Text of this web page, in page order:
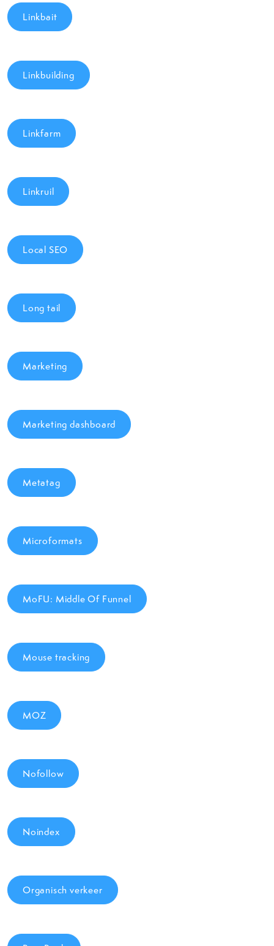
Linkbait
Linkbuilding
Linkfarm
Linkruil
Local SEO
Long tail
Marketing
Marketing dashboard
Metatag
Microformats
MoFU: Middle Of Funnel
Mouse tracking
MOZ
Nofollow
Noindex
Organisch verkeer